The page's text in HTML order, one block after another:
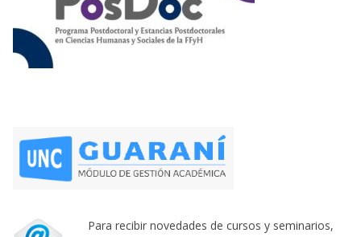
Para recibir novedades de cursos y seminarios,